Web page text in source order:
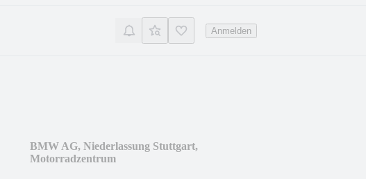
Anmelden
BMW AG, Niederlassung Stuttgart,
Motorradzentrum